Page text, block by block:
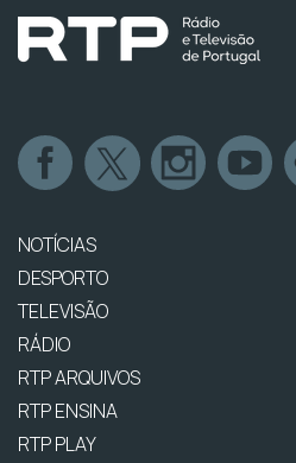
NOTÍCIAS
DESPORTO
TELEVISÃO
RÁDIO
RTP ARQUIVOS
RTP ENSINA
RTP PLAY